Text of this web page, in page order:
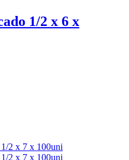
1/2 x 6 x